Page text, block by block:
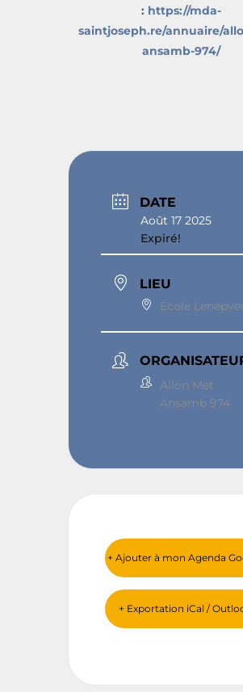
: https://mda-
saintjoseph.re/annuaire/
ansamb-974/
DATE
Août 17 2025
Expiré!
LIEU
Ecole
Allon Met
Ansamb 974
+ Ajouter à mon Agenda
+ Exportation iCal /